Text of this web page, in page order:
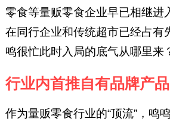
零食等量贩零食企业早已相继进
在同行企业和传统超市已经占有
鸣很忙此时入局的底气从哪里来
行业内首推自有品牌产品
作为量贩零食行业的“顶流”，鸣